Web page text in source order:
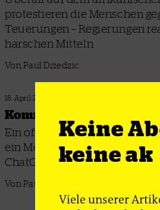
protestieren die Menschen
Teuerungen – Regierungen
harschen Mitteln
Von Paul Dziedzic
18. April 2023
Kommt jetzt die KI-
Ein offener Brief aus dem
ein Moratorium bei der
ChatGPT und co. Was steckt
Von Paul Dziedzic
Keine
keine ak
Viele unserer